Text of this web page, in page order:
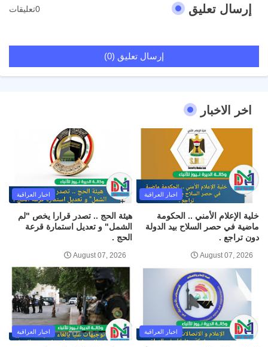
إرسال تعليق 0تعليقات
إرسال تعليق (0)
اخر الاخبار
اخبار العراقية
خلية الإعلام الأمني .. الحكومة
ماضية في حصر السلاح بيد الدولة
دون تراجع .
August 07, 2026
اخبار العراقية
هيئة الحج .. تصدر قرارا يخص "لم
الشمل" و تعديل استمارة قرعة
الحج .
August 07, 2026
اخبار العراقية اخبار العراقية